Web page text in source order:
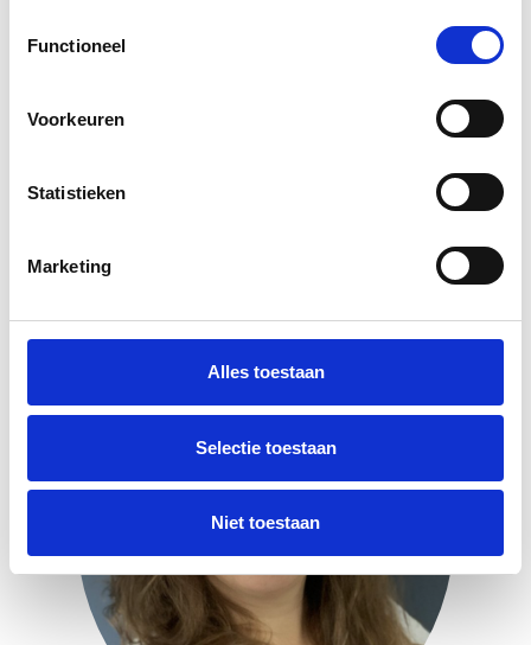
Selection
Functioneel
Voorkeuren
Statistieken
Marketing
Alles toestaan
Selectie toestaan
Niet toestaan
Floor versterkt per 1 november 2025 ons team.